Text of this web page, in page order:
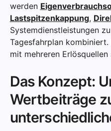
werden
Lastspitzenkappung,
Systemdienstleistungen
Tagesfahrplan kombiniert.
mit mehreren Erlösquellen
Das Konzept:
Wertbeiträge